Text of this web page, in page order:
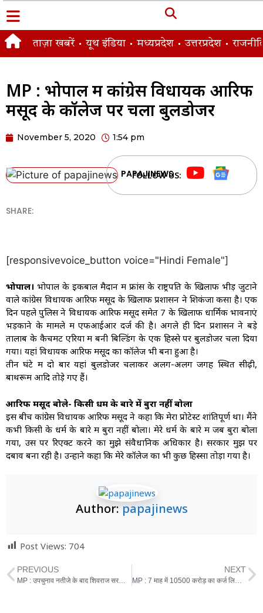
ताज़ा खबरें यूथ इंडिया मध्यप्रदेश उत्तरप्रदेश
MP : भोपाल में कांग्रेस विधायक आरिफ
मसूद के कॉलेज पर चला बुलडोजर
November 5, 2020 1:54 pm
PAPAJINEWS
FOLLOW US:
SHARE:
[responsivevoice_button voice="Hindi Female"]
भोपाल। भोपाल के इकबाल मैदान में फ्रांस के राष्ट्रपति के खिलाफ भीड़ जुटाने
वाले कांग्रेस विधायक आरिफ मसूद के खिलाफ प्रशासन ने शिकंजा कसा है। एक
दिन पहले पुलिस ने विधायक आरिफ मसूद समेत 7 के खिलाफ धार्मिक भावनाएं
भड़काने के मामले में एफआईआर दर्ज की है। अगले ही दिन प्रशासन ने बड़े
तालाब के कैचमेंट एरिया में बनी बिल्डिंग के एक हिस्से पर बुलडोजर चला दिया
गया। यहां विधायक आरिफ मसूद का कॉलेज भी बना हुआ है।
तीन घंटे में दो बार यहां बुलडोजर चलाकर अलग-अलग जगह स्थित सीढ़ी,
बाथरूम आदि तोड़े गए हैं।
आरिफ मसूद बोले- किसी धर्म के बारे में बुरा नहीं बोला
इस बीच कांग्रेस विधायक आरिफ मसूद ने कहा कि मेरा प्रोटेस्ट शांतिपूर्ण था। मैंने
कभी किसी के धर्म के बारे में बुरा नहीं बोला। मेरे धर्म के बारे में जब बुरा बोला
गया, उस पर रिएक्ट करने का मुझे संवैधानिक अधिकार है। सरकार मुझ पर
दबाव बना रही है। उन्होंने कहा कि मेरे कॉलेज का भी कुछ हिस्सा तोड़ा गया है।
Author:papajinews
Post Views: 704
PREVIOUS
MP : उपचुनाव नतीजे के बाद शिवराज सरकार बचने के पूरे आसार, फिर बीजेपी खेमे में क्यों है धुकधुकी ?
NEXT
MP : 7 माह में 10500 कराेड़ का कर्ज लिया, प्रदेश के हर नागरिक पर 34 हजार का कर्ज